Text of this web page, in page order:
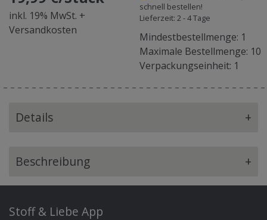
inkl. 19% MwSt. +
Versandkosten
schnell bestellen!
Lieferzeit: 2 - 4 Tage
Mindestbestellmenge: 1
Maximale Bestellmenge: 10
Verpackungseinheit: 1
Details +
Beschreibung +
Stoff & Liebe App